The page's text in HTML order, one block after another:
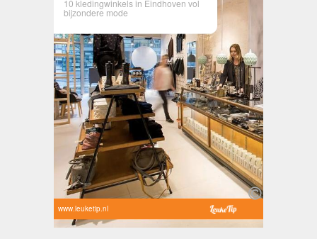
10 kledingwinkels in Eindhoven vol
bijzondere mode
www.leuketip.nl